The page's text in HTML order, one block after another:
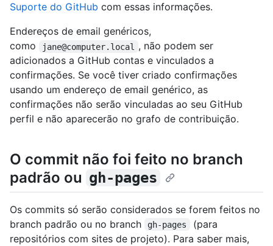
Suporte do GitHub com essas informações.
Endereços de email genéricos,
como
jane@computer.local
, não podem ser
adicionados a GitHub contas e vinculados a
confirmações. Se você tiver criado confirmações
usando um endereço de email genérico, as
confirmações não serão vinculadas ao seu GitHub
perfil e não aparecerão no grafo de contribuição.
O commit não foi feito no branch
padrão ou gh-pages
Os commits só serão considerados se forem feitos no
branch padrão ou no branch
gh-pages
(para
repositórios com sites de projeto). Para saber mais,